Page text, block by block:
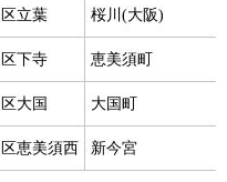
立葉 桜川(大阪)
下寺 恵美須町
大国 大国町
恵美須西 新今宮